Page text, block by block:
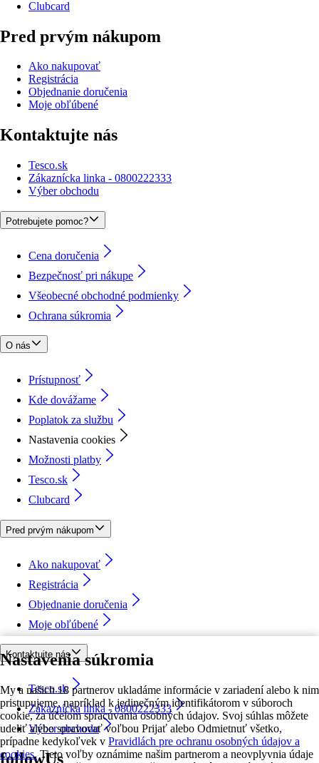
Nastavenia súkromia
My a našich 18 partnerov ukladáme informácie v zariadení alebo k nim
pristupujeme, napríklad k jedinečným identifikátorom v súboroch
cookie, za účelom spracúvania osobných údajov. Svoj súhlas môžete
udeliť alebo spravovať voľbou Prijať alebo Odmietnuť všetko,
prípadne kedykoľvek v Pravidlách pre ochranu osobných údajov a
cookies. Tieto voľby oznámime našim partnerom a neovplyvnia údaje
Clubcard
Pred prvým nákupom
Ako nakupovať
Registrácia
Objednanie doručenia
Moje obľúbené
Kontaktujte nás
Tesco.sk
Zákaznícka linka - 0800222333
Výber obchodu
Potrebujete pomoc?
Cena doručenia
Bezpečnosť pri nákupe
Všeobecné obchodné podmienky
Ochrana súkromia
O nás
Prístupnosť
Kde dovážame
Poplatok za službu
Nastavenia cookies
Možnosti platby
Tesco.sk
Clubcard
Pred prvým nákupom
Ako nakupovať
Registrácia
Objednanie doručenia
Moje obľúbené
Kontaktujte nás
Tesco.sk
Zákaznícka linka - 0800222333
Výber obchodu
followUs